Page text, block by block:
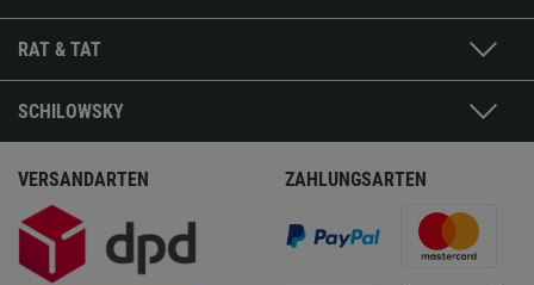
RAT & TAT
SCHILOWSKY
VERSANDARTEN ZAHLUNGSARTEN